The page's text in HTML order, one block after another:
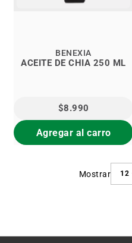
ACEITE DE CHIA 250 ML
BENEXIA
$8.990
Agregar al carro
Mostrar